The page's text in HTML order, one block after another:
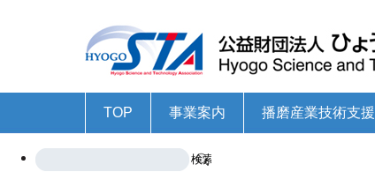
TOP 事業案内
科学技術の総合的な振興
科学技術の普及・啓発
地域産業の技術開発力の強化・育成
ひょうご研究機関メーリングリスト
科学技術関連リンク集
播磨産業技術支